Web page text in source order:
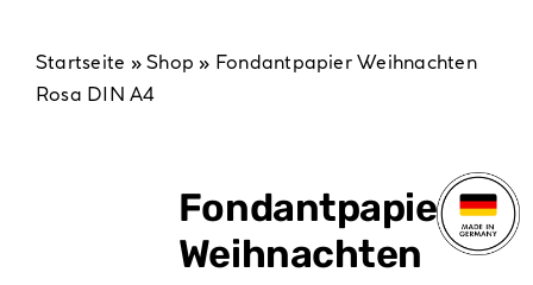
Backzubehör & Backwerkzeug
Partydekoration
Startseite »Shop » Fondantpapier Weihnachten
Rosa DIN A4
Fondantpapier
Weihnachten